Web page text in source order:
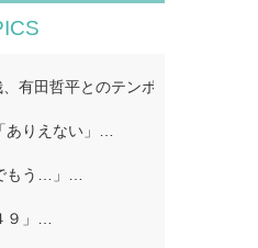
有田哲平とのテンポに手応え “ア
ありえない」…
もう…」…
９」…